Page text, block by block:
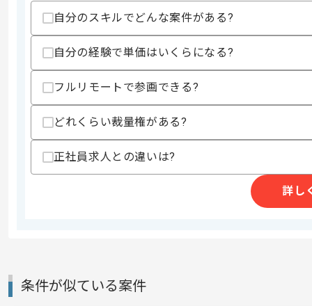
スキルに不安がある方へ
上記に似た経験やスキルをお持ちであれば申
その他募集要項
商談回数
募集人数
2人
作業開始日
レバテックでの実績がある企業の案件
新しいアイディアや技術を積極的に導入
自分のスキルでどんな案件がある?
自分の経験で単価はいくらになる?
フルリモートで参画できる?
どれくらい裁量権がある?
正社員求人との違いは?
詳し
条件が似ている案件